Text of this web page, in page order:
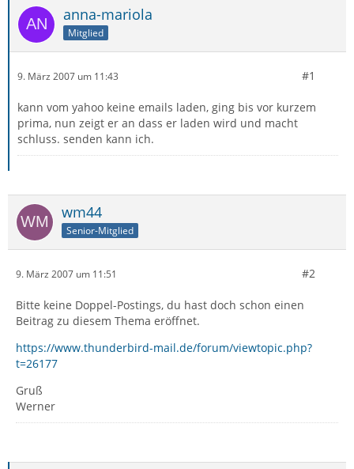
anna-mariola
Mitglied
9. März 2007 um 11:43 #1
kann vom yahoo keine emails laden, ging bis vor kurzem
prima, nun zeigt er an dass er laden wird und macht
schluss. senden kann ich.
wm44
Senior-Mitglied
9. März 2007 um 11:51 #2
Bitte keine Doppel-Postings, du hast doch schon einen
Beitrag zu diesem Thema eröffnet.
https://www.thunderbird-mail.de/forum/viewtopic.php?
t=26177
Gruß
Werner